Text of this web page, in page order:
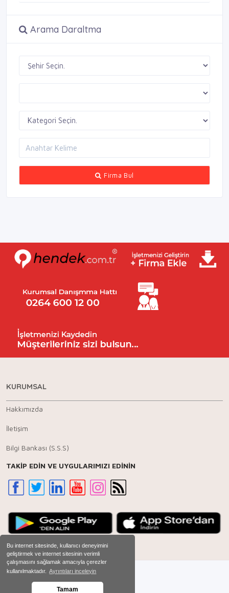
Bu internet sitesinde, kullanıcı deneyimini
geliştirmek ve internet sitesinin verimli
çalışmasını sağlamak amacıyla çerezler
kullanılmaktadır.
Ayrıntıları inceleyin
Tamam
Arama Daraltma
Firma Bul
KURUMSAL
Hakkımızda
İletişim
Bilgi Bankası (S.S.S)
TAKİP EDİN VE UYGULARIMIZI EDİNİN